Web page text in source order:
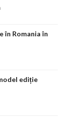
Romania în
ediție